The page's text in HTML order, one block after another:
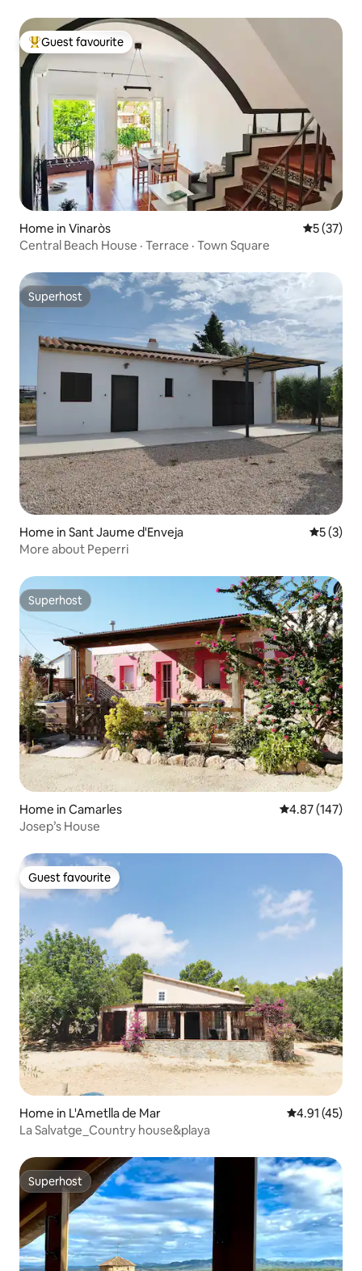
Top guest favourite
Guest favourite
Home in Vinaròs 5 out of 5
5 (37)
Central Beach House · Terrace · Town Square
Superhost
Superhost
Home in Sant Jaume d'Enveja 5 out of
5 (3)
More about Peperri
Superhost
Superhost
Home in Camarles 4.87 out of 5
4.87 (147)
Josep’s House
Guest favourite
Guest favourite
Home in L'Ametlla de Mar 4.91 out of 5
4.91 (45)
La Salvatge_Country house&playa
Superhost
Superhost